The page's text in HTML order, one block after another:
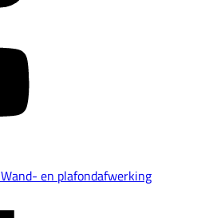
Wand- en plafondafwerking